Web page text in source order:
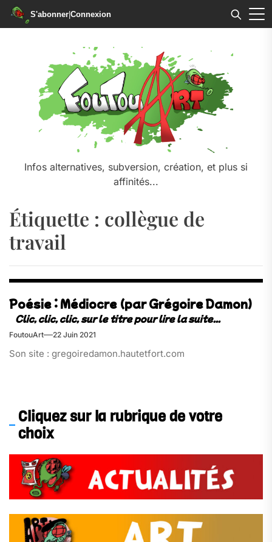
S'abonner|Connexion
Infos alternatives, subversion, création, et plus si
affinités...
Étiquette : collègue de
travail
Poésie : Médiocre (par Grégoire Damon)
FoutouArt 22 Juin 2021
Son site : gregoiredamon.hautetfort.com
Cliquez sur la rubrique de votre
choix